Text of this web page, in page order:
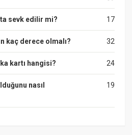
17
sevk edilir mi?
32
kaç derece olmalı?
24
kartı hangisi?
19
nasıl